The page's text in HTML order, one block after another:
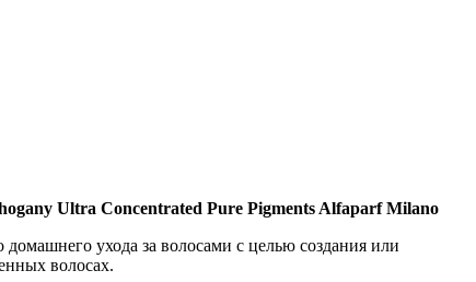
Ultra Concentrated Pure Pigments Alfaparf Milano
ухода за волосами с целью создания или
волосах.